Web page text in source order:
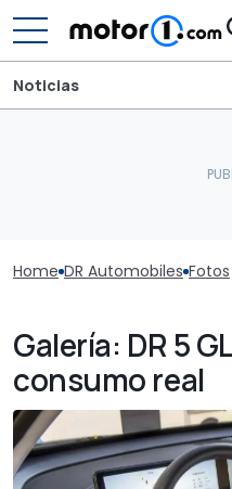
Noticias
Home DR Automobiles Fotos
Galería: DR 5
consumo real